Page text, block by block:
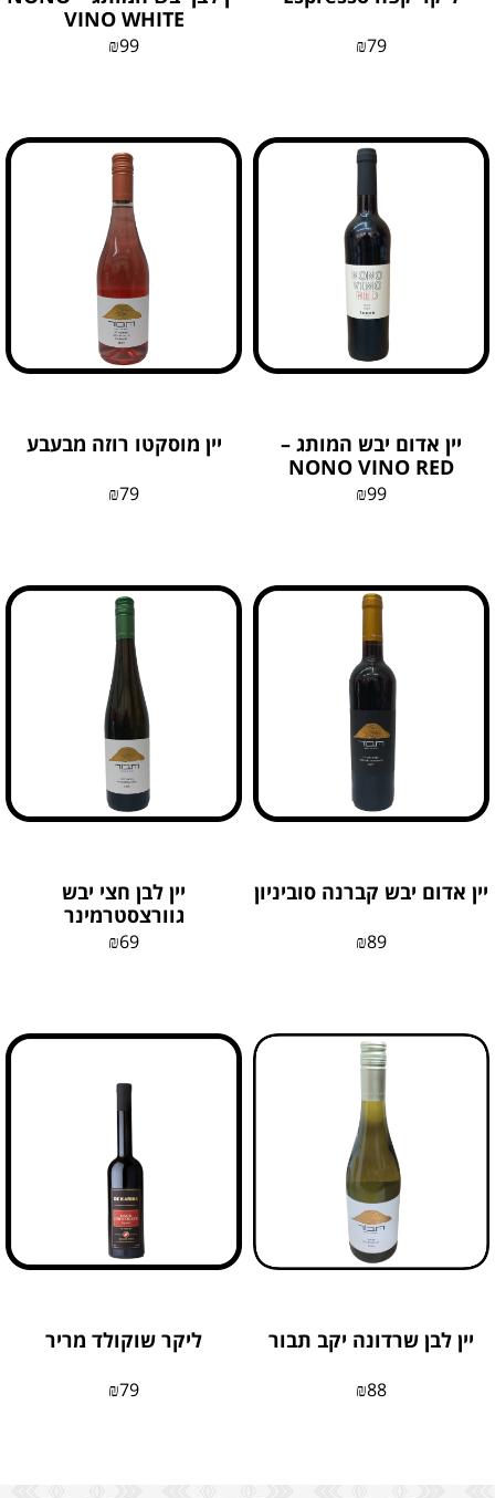
₪79
VINO WHITE
₪99
יין אדום יבש המותג –
NONO VINO RED
₪99
יין מוסקטו רוזה מבעבע
₪79
יין אדום יבש קברנה סוביניון
₪89
יין לבן חצי יבש
גוורצסטרמינר
₪69
יין לבן שרדונה יקב תבור
₪88
ליקר שוקולד מריר
₪79